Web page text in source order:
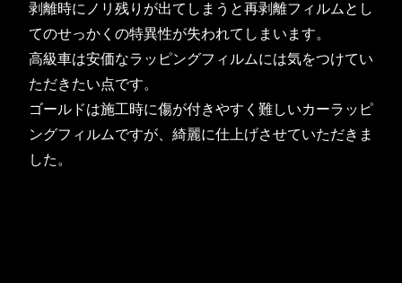
剥離時にノリ残りが出てしまうと再剥離フィルムとし
てのせっかくの特異性が失われてしまいます。
高級車は安価なラッピングフィルムには気をつけてい
ただきたい点です。
ゴールドは施工時に傷が付きやすく難しいカーラッピ
ングフィルムですが、綺麗に仕上げさせていただきま
した。